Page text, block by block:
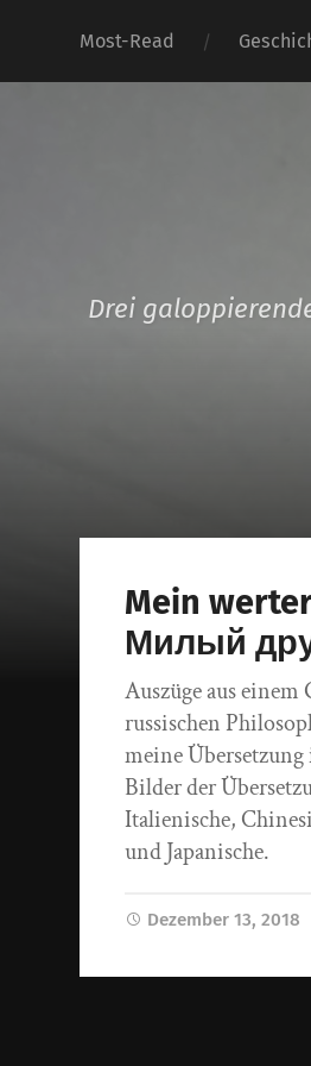
Most-Read
Drei
Mein
Милый
Auszüge aus einem
russischen
meine
Bilder der
Italienische,
und Japanische.
Dezember 13, 2018